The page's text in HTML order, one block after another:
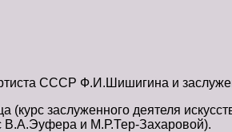
СССР Ф.И.Шишигина и
(курс заслуженного деятеля
и М.Р.Тер-Захаровой).